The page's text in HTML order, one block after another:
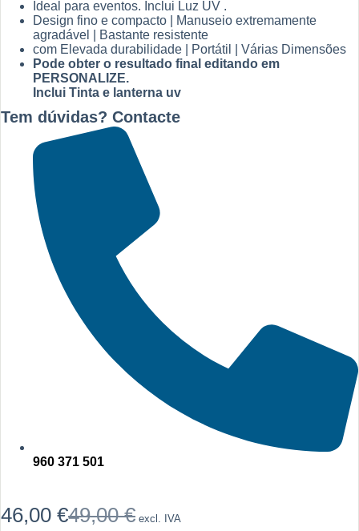
Ideal para eventos. Inclui Luz UV .
Design fino e compacto | Manuseio extremamente
agradável | Bastante resistente
com Elevada durabilidade | Portátil | Várias Dimensões
Pode obter o resultado final editando em
PERSONALIZE.
Inclui Tinta e lanterna uv
Tem dúvidas? Contacte
960 371 501
49,00€
O
46,00 €O
excl. IVA